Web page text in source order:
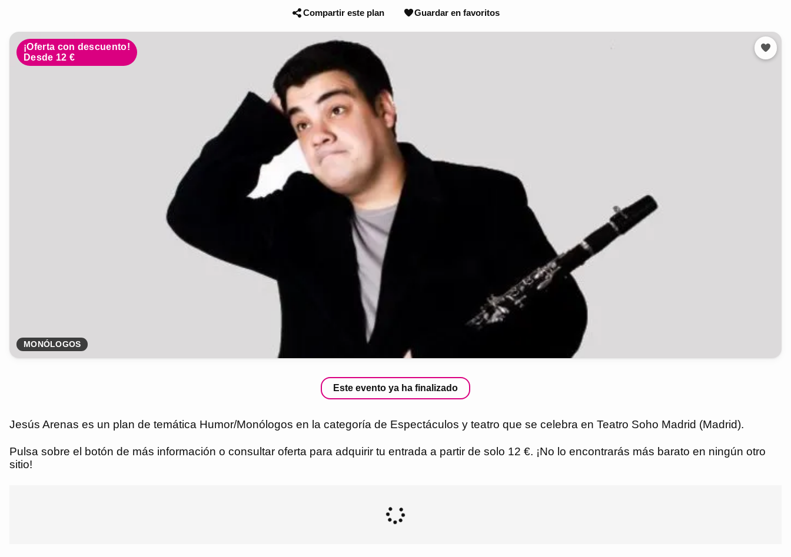
Compartir este plan Guardar en favoritos
¡Oferta con descuento!
Desde 12 €
MONÓLOGOS
Este evento ya ha finalizado
Jesús Arenas es un plan de temática Humor/Monólogos en la categoría de Espectáculos y teatro que se celebra en Teatro Soho Madrid (Madrid).
Pulsa sobre el botón de más información o consultar oferta para adquirir tu entrada a partir de solo 12 €. ¡No lo encontrarás más barato en ningún otro
sitio!